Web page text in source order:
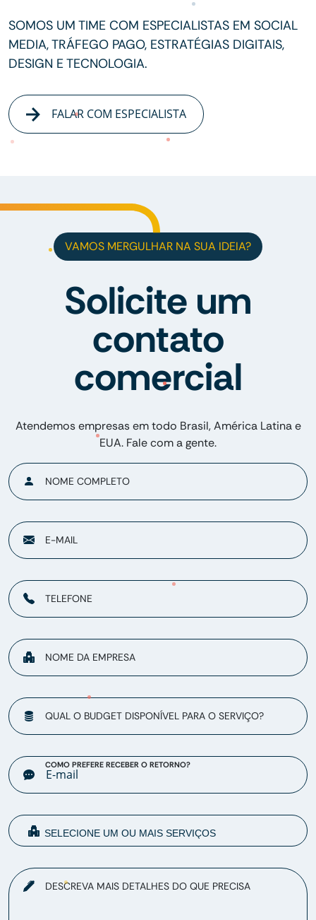
SOMOS UM TIME COM ESPECIALISTAS EM SOCIAL
MEDIA, TRÁFEGO PAGO, ESTRATÉGIAS DIGITAIS,
DESIGN E TECNOLOGIA.
FALAR COM ESPECIALISTA
VAMOS MERGULHAR NA SUA IDEIA?
Solicite um
contato
comercial
Atendemos empresas em todo Brasil, América Latina e
EUA. Fale com a gente.
NOME COMPLETO
E-MAIL
TELEFONE
NOME DA EMPRESA
QUAL O BUDGET DISPONÍVEL PARA O SERVIÇO?
COMO PREFERE RECEBER O RETORNO?
DESCREVA MAIS DETALHES DO QUE PRECISA